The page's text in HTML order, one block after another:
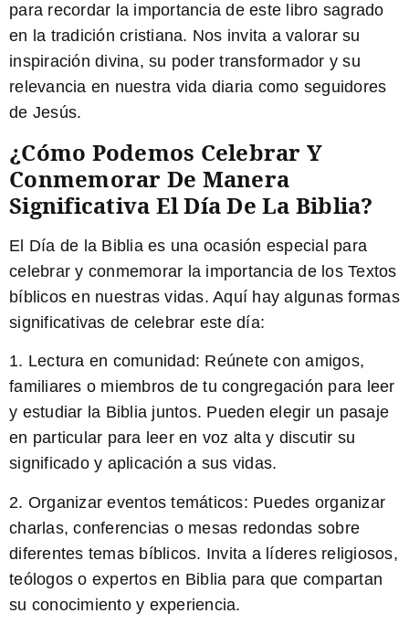
para recordar la importancia de este libro sagrado
en la tradición cristiana. Nos invita a valorar su
inspiración divina, su poder transformador y su
relevancia en nuestra vida diaria como seguidores
de Jesús.
¿Cómo Podemos Celebrar Y
Conmemorar De Manera
Significativa El Día De La Biblia?
El Día de la Biblia es una ocasión especial para
celebrar y conmemorar la importancia de los Textos
bíblicos en nuestras vidas. Aquí hay algunas formas
significativas de celebrar este día:
1. Lectura en comunidad: Reúnete con amigos,
familiares o miembros de tu congregación para leer
y estudiar la Biblia juntos. Pueden elegir un pasaje
en particular para leer en voz alta y discutir su
significado y aplicación a sus vidas.
2. Organizar eventos temáticos: Puedes organizar
charlas, conferencias o mesas redondas sobre
diferentes temas bíblicos. Invita a líderes religiosos,
teólogos o expertos en Biblia para que compartan
su conocimiento y experiencia.